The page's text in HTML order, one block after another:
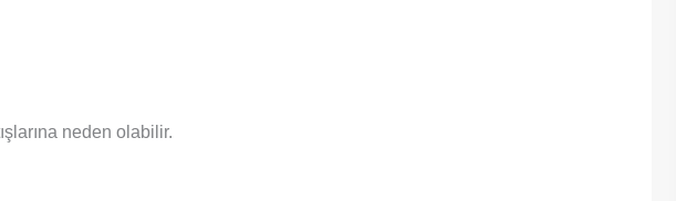
neden olabilir.